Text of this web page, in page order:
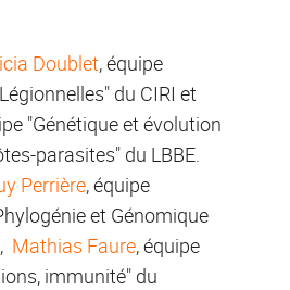
Doublet, équipe
du CIRI et
"Génétique et évolution
parasites" du LBBE.
Perrière, équipe
et Génomique
Mathias Faure, équipe
immunité" du